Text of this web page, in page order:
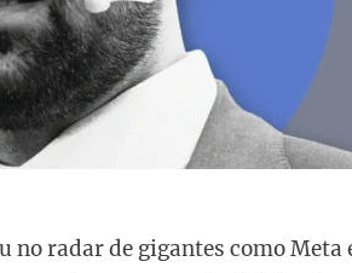
radar de gigantes como Meta